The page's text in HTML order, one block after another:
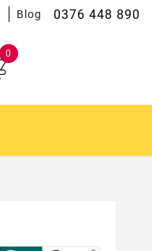
0376 448 890
Blog
0